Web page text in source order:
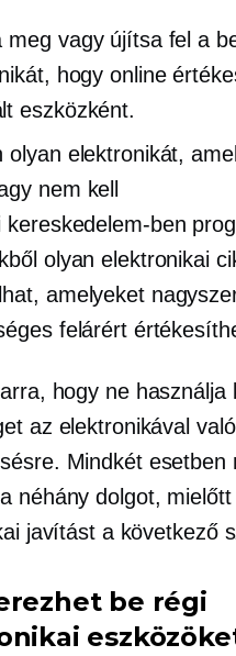
meg vagy újítsa fel a
hogy online
eszközként.
olyan elektronikát,
nem kell
kereskedelem-ben
olyan elektronikai
amelyeket
felárért
hogy ne használja
az elektronikával való
Mindkét esetben
néhány dolgot,
javítást a következő
be régi